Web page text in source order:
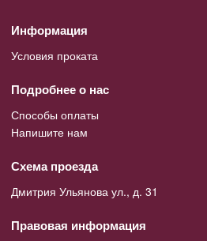
Информация
Условия проката
Подробнее о нас
Способы оплаты
Напишите нам
Схема проезда
Дмитрия Ульянова ул., д. 31
Правовая информация